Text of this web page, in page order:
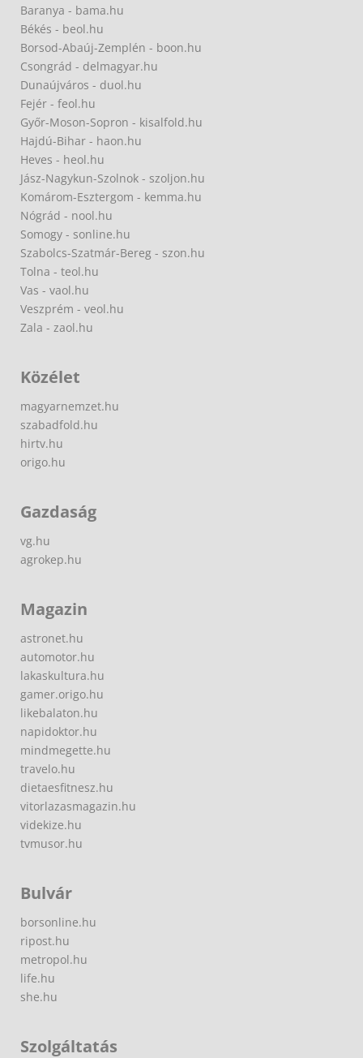
Baranya - bama.hu
Békés - beol.hu
Borsod-Abaúj-Zemplén - boon.hu
Csongrád - delmagyar.hu
Dunaújváros - duol.hu
Fejér - feol.hu
Győr-Moson-Sopron - kisalfold.hu
Hajdú-Bihar - haon.hu
Heves - heol.hu
Jász-Nagykun-Szolnok - szoljon.hu
Komárom-Esztergom - kemma.hu
Nógrád - nool.hu
Somogy - sonline.hu
Szabolcs-Szatmár-Bereg - szon.hu
Tolna - teol.hu
Vas - vaol.hu
Veszprém - veol.hu
Zala - zaol.hu
Közélet
magyarnemzet.hu
szabadfold.hu
hirtv.hu
origo.hu
Gazdaság
vg.hu
agrokep.hu
Magazin
astronet.hu
automotor.hu
lakaskultura.hu
gamer.origo.hu
likebalaton.hu
napidoktor.hu
mindmegette.hu
travelo.hu
dietaesfitnesz.hu
vitorlazasmagazin.hu
videkize.hu
tvmusor.hu
Bulvár
borsonline.hu
ripost.hu
metropol.hu
life.hu
she.hu
Szolgáltatás